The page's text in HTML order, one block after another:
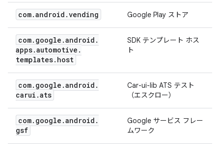
com.android .vending Google Play ストア
com. google .android .
apps.automotive .
templates. host
SDK テンプレート ホス
ト
com. google .android .
carui .ats
Car-ui-lib ATS テスト
（エスクロー）
com. google .android .
gsf
Google サービス フレー
ムワーク